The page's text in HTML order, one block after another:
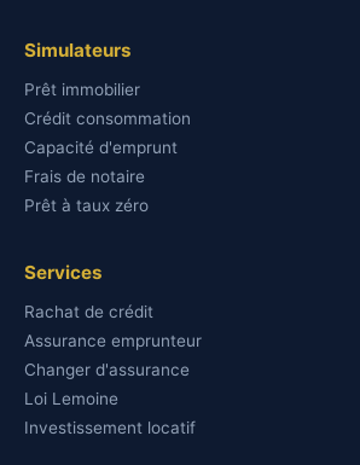
Simulateurs
Prêt immobilier
Crédit consommation
Capacité d'emprunt
Frais de notaire
Prêt à taux zéro
Services
Rachat de crédit
Assurance emprunteur
Changer d'assurance
Loi Lemoine
Investissement locatif